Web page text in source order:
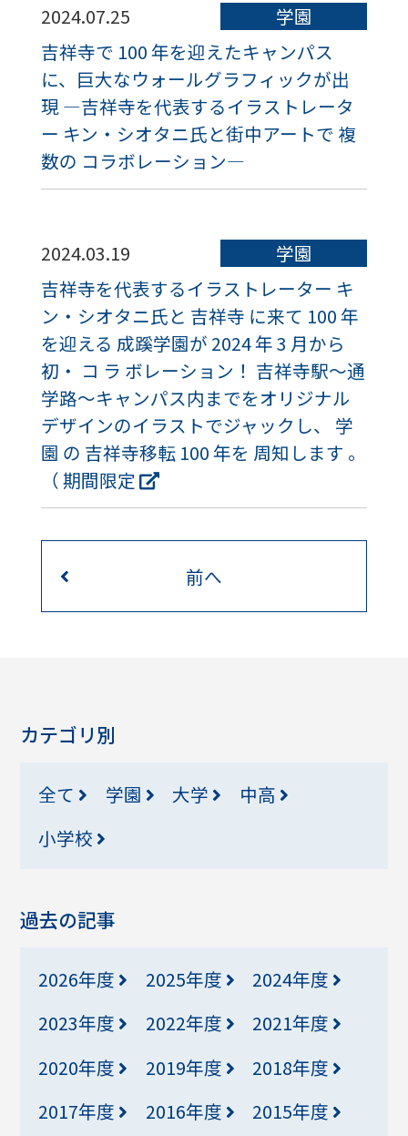
2024.07.25
学園
吉祥寺で 100 年を迎えたキャンパス
に、巨大なウォールグラフィックが出
現 ―吉祥寺を代表するイラストレータ
ー キン・シオタニ氏と街中アートで 複
数の コラボレーション―
2024.03.19
学園
吉祥寺を代表するイラストレーター キ
ン・シオタニ氏と 吉祥寺 に来て 100 年
を迎える 成蹊学園が 2024 年 3 月から
初・ コ ラ ボレーション！ 吉祥寺駅～通
学路～キャンパス内までをオリジナル
デザインのイラストでジャックし、 学
園 の 吉祥寺移転 100 年を 周知します 。
（ 期間限定
前へ
カテゴリ別
全て 学園 大学
中高
小学校
過去の記事
2026年度 2025年度
2024年度
2023年度
2022年度
2021年度
2020年度
2019年度
2018年度
2017年度
2016年度
2015年度